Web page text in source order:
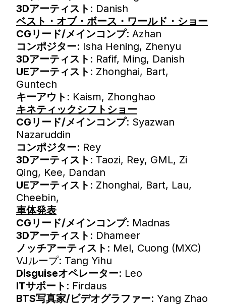
3Dアーティスト : Danish
ベスト・オブ・ボース・ワールド・ショー
CGリード/メインコンプ: Azhan
コンポジター: Isha Hening, Zhenyu
3Dアーティスト : Rafif, Ming, Danish
UEアーティスト : Zhonghai, Bart,
Guntech
キーアウト : Kaism, Zhonghao
キネティックシフトショー
CGリード/メインコンプ: Syazwan
Nazaruddin
コンポジター: Rey
3Dアーティスト : Taozi, Rey, GML, Zi
Qing, Kee, Dandan
UEアーティスト : Zhonghai, Bart, Lau,
Cheebin, ​​​​​​​
車体発表
CGリード/メインコンプ: Madnas
3Dアーティスト : Dhameer
ノッチアーティスト : Mel, Cuong (MXC)
VJループ: Tang Yihu
Disguiseオペレーター: Leo
ITサポート : Firdaus
BTS写真家/ビデオグラファー: Yang Zhao